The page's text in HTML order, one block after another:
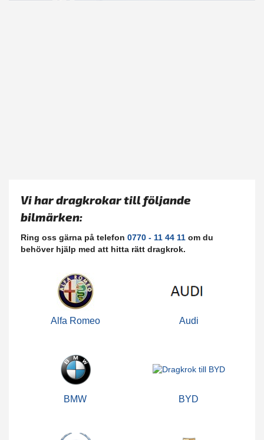
Vi har dragkrokar till följande
bilmärken:
Ring oss gärna på telefon 0770 - 11 44 11 om du
behöver hjälp med att hitta rätt dragkrok.
Alfa Romeo Audi
BMW BYD